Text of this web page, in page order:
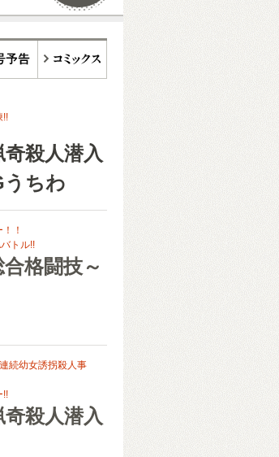
!!
殺人潜入
うちわ
！
トル!!
格闘技～
続幼女誘拐殺人事
!!
殺人潜入